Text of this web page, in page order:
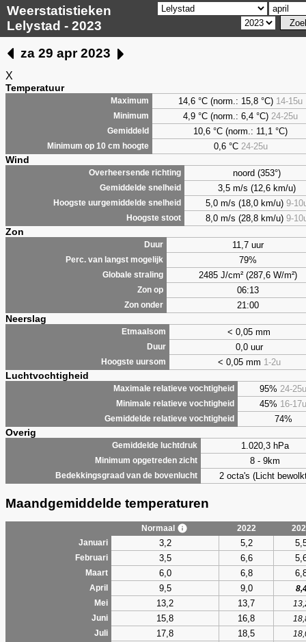
Weerstatistieken
Lelystad - 2023
za 29 apr 2023
X
Temperatuur
Maximum 14,6 °C (norm.: 15,8 °C) 14-15u
Minimum 4,9 °C (norm.: 6,4 °C) 24-25u
Gemiddeld 10,6 °C (norm.: 11,1 °C)
Minimum op 10 cm hoogte 0,6°C 24-25u
Wind
Overheersende richting noord (353°)
Gemiddelde snelheid 3,5 m/s (12,6 km/u)
Hoogste uurgemiddelde snelheid 5,0 m/s (18,0 km/u) 9-
Hoogste stoot 8,0 m/s (28,8 km/u) 9-
Zon
Duur 11,7 uur
Perc. van langst mogelijk 79%
Globale straling 2485 J/cm² (287,6 W/m²)
Zon op 06:13
Zon onder 21:00
Neerslag
Etmaalsom < 0,05 mm
Duur 0,0 uur
Hoogste uursom < 0,05 mm 1-2u
Luchtvochtigheid
Maximale relatieve vochtigheid 95% 24-25u
Minimale relatieve vochtigheid 45% 16-17u
Gemiddelde relatieve vochtigheid 74%
Overig
Gemiddelde luchtdruk 1.020,3 hPa
Minimum opgetreden zicht 8 - 9km
Bedekkingsgraad van de bovenlucht 2 octa's (Licht
Maandgemiddelde temperaturen
Normaal 2022
Januari
3,2 5,2
Februari 3,5 6,6
Maart 6,0 6,8
April 9,5 9,0
Mei
13,2 13,7
Juni
15,8 16,8
Juli
17,8 18,5